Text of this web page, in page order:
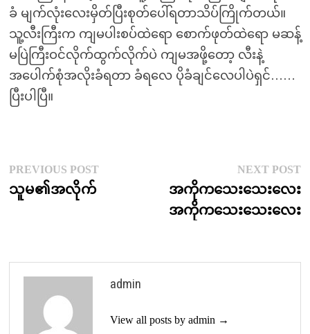
ခံ မျက်လုံးလေးမှိတ်ပြီးစုတ်ပေါ်ရတာသိပ်ကြိုက်တယ်။
သူ့လီးကြီးက ကျမပါးစပ်ထဲရော စောက်ဖုတ်ထဲရော မဆန့်
မပြဲကြီးဝင်လိုက်ထွက်လိုက်ပဲ ကျမအဖို့တော့ လီးနဲ့
အပေါက်စုံအလိုးခံရတာ ခံရလေ ပိုခံချင်လေပါပဲရှင်……
ပြီးပါပြီ။
Post
navigation
PREVIOUS POSTPrevious
သူမ၏အလိုက်
NEXT POST
အကိုကသေးသေးလေး
အကိုကသေးသေးလေး
admin
View all posts by admin →